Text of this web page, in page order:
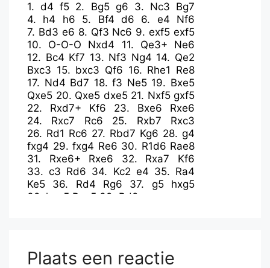
1.d4 f5 2. Bg5 g6 3. Nc3 Bg7
4. h4 h6 5. Bf4 d6 6. e4
Nf6
7. Bd3 e6 8. Qf3 Nc6 9.exf5 exf5
10. O-O-O Nxd4 11. Qe3+
Ne6
12. Bc4 Kf7 13. Nf3 Ng4 14. Qe2
Bxc3 15. bxc3 Qf6 16. Rhe1 Re8
17. Nd4 Bd7 18.f3 Ne5 19. Bxe5
Qxe5 20. Qxe5 dxe5 21. Nxf5 gxf5
22. Rxd7+ Kf6 23. Bxe6
Rxe6
24. Rxc7 Rc6 25. Rxb7
Rxc3
26. Rd1 Rc6 27. Rbd7 Kg6 28. g4
fxg4 29. fxg4 Re6 30. R1d6 Rae8
31. Rxe6+ Rxe6 32. Rxa7
Kf6
33.c3 Rd6 34. Kc2 e4 35. Ra4
Ke5
36. Rd4 Rg6 37. g5
hxg5
38. hxg5 Rxg5 39. Rd8
Plaats een reactie